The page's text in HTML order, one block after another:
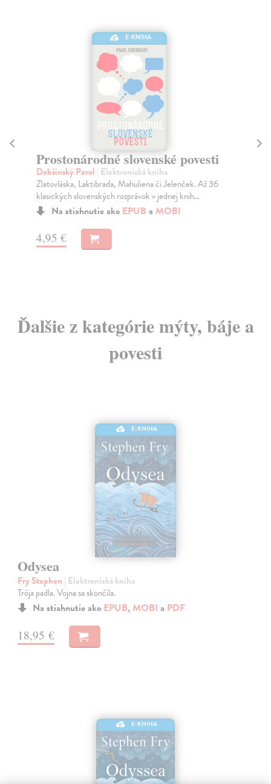
E-KNIHA
Prostonárodné slovenské povesti
Dobšinský Pavol | Elektronická kniha
Zlatovláska, Laktibrada, Mahuliena či Jelenček. Až 36
klasických slovenských rozprávok v jednej knih...
Na stiahnutie ako EPUB a MOBI
4,95 €
Ďalšie z kategórie mýty, báje a
povesti
E-KNIHA
Odysea
Fry Stephen | Elektronická kniha
Trója padla. Vojna sa skončila.
Na stiahnutie ako EPUB, MOBI a PDF
18,95 €
E-KNIHA